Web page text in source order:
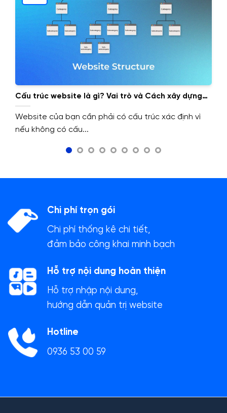
Cấu trúc website là gì? Vai trò và Cách xây dựng
cấu trúc website.
Website của bạn cần phải có cấu trúc xác định vì
nếu không có cấu...
Chi phí trọn gói
Chi phí thống kê chi tiết,
đảm bảo công khai minh bạch
Hỗ trợ nội dung hoàn thiện
Hỗ trợ nhập nội dung,
hướng dẫn quản trị website
Hotline
0936 53 00 59